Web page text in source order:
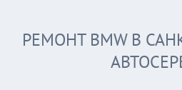
РЕМОНТ BMW В